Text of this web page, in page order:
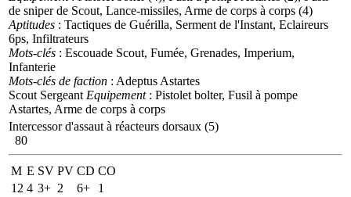
de sniper de Scout, Lance-missiles, Arme de corps à corps (4)
Aptitudes : Tactiques de Guérilla, Serment de l'Instant, Eclaireurs
6ps, Infiltrateurs
Mots-clés : Escouade Scout, Fumée, Grenades, Imperium,
Infanterie
Mots-clés de faction : Adeptus Astartes
Scout Sergeant Equipement: Pistolet bolter, Fusil à pompe
Astartes, Arme de corps à corps
Intercessor d'assaut à réacteurs dorsaux (5)
80
M E SV PV CD CO
12 4 3+ 2 6+
1